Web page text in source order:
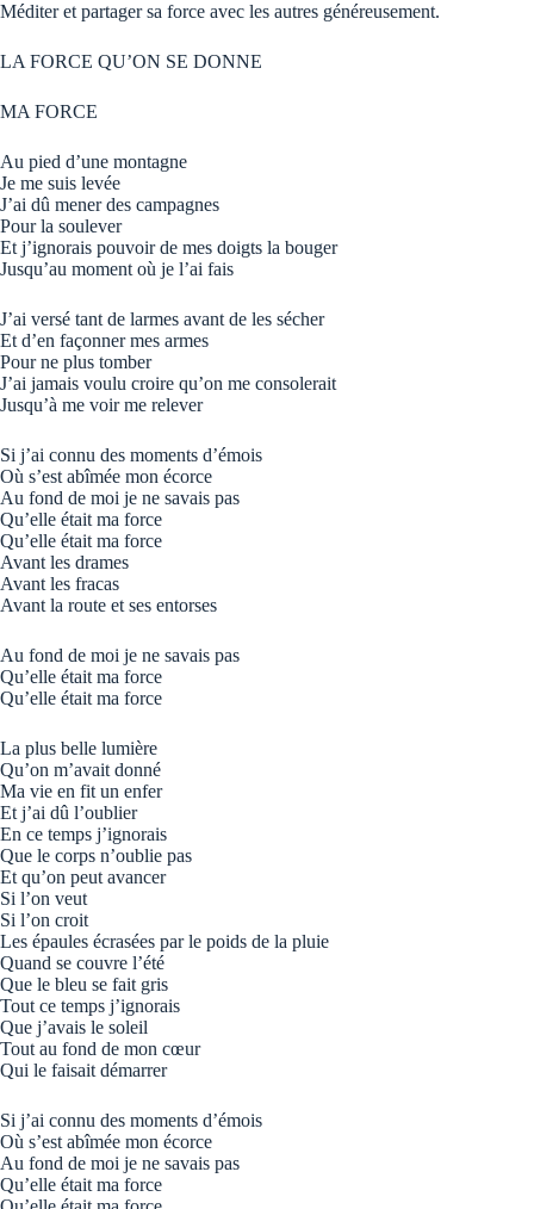
Méditer et partager sa force avec les autres généreusement.
LA FORCE QU’ON SE DONNE
MA FORCE
Au pied d’une montagne
Je me suis levée
J’ai dû mener des campagnes
Pour la soulever
Et j’ignorais pouvoir de mes doigts la bouger
Jusqu’au moment où je l’ai fais
J’ai versé tant de larmes avant de les sécher
Et d’en façonner mes armes
Pour ne plus tomber
J’ai jamais voulu croire qu’on me consolerait
Jusqu’à me voir me relever
Si j’ai connu des moments d’émois
Où s’est abîmée mon écorce
Au fond de moi je ne savais pas
Qu’elle était ma force
Qu’elle était ma force
Avant les drames
Avant les fracas
Avant la route et ses entorses
Au fond de moi je ne savais pas
Qu’elle était ma force
Qu’elle était ma force
La plus belle lumière
Qu’on m’avait donné
Ma vie en fit un enfer
Et j’ai dû l’oublier
En ce temps j’ignorais
Que le corps n’oublie pas
Et qu’on peut avancer
Si l’on veut
Si l’on croit
Les épaules écrasées par le poids de la pluie
Quand se couvre l’été
Que le bleu se fait gris
Tout ce temps j’ignorais
Que j’avais le soleil
Tout au fond de mon cœur
Qui le faisait démarrer
Si j’ai connu des moments d’émois
Où s’est abîmée mon écorce
Au fond de moi je ne savais pas
Qu’elle était ma force